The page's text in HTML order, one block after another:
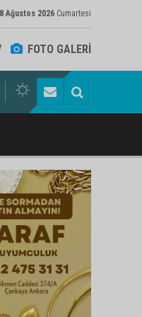
Ağustos 2026 Cumartesi
FOTO GALERİ
ziyaretçi akını